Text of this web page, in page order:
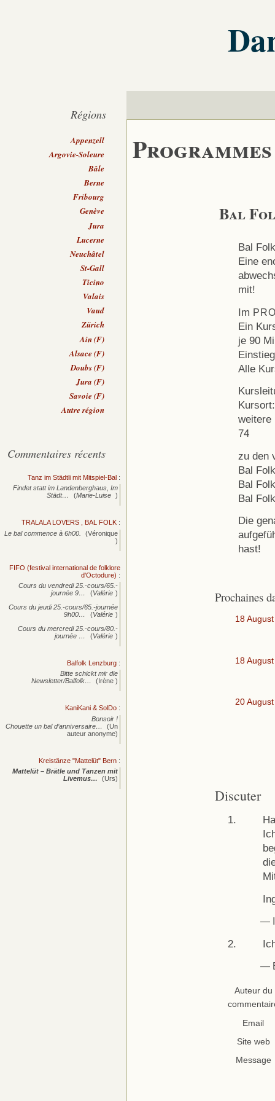
Programmes
Bal
Bal
Eine
mit!
Im
Ein
je 90
Alle
weitere
74
zu den
Bal
Bal
Bal
Die
hast!
Prochaines
18
18
20
Discuter
—
—
Auteur du
Email
Site web
Message
Régions
Appenzell
Argovie-Soleure
Bâle
Berne
Fribourg
Genève
Jura
Lucerne
Neuchâtel
St-Gall
Ticino
Valais
Vaud
Zürich
Ain (F)
Alsace (F)
Doubs (F)
Jura (F)
Savoie (F)
Autre région
Commentaires récents
Tanz im Städtli mit Mitspiel-Bal :
Findet statt im Landenberghaus, Im
Städt…
(Marie-Luise )
TRALALA LOVERS , BAL FOLK :
Le bal commence à 6h00.
(Véronique
)
FIFO (festival international de folklore
d'Octodure) :
Cours du vendredi 25.-cours/65.-
journée 9… (Valérie )
Cours du jeudi 25.-cours/65.-journée
9h00…
(Valérie )
Cours du mercredi 25.-cours/80.-
journée … (Valérie )
Balfolk Lenzburg :
Bitte schickt mir die
Newsletter/Balfolk…
(Irène )
KaniKani & SolDo :
Bonsoir !
Chouette un bal d’anniversaire…
(Un
auteur anonyme)
Kreistänze "Mattelüt" Bern :
Mattelüt – Brätle und Tanzen mit
Livemus…
(Urs)